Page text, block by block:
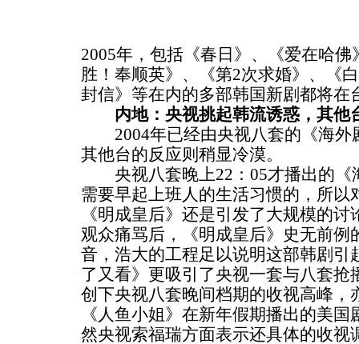
2005年，包括《春日》、《爱在哈
胜！奉顺英》、《第2次求婚》、《
封信》等在内的多部韩国新剧都将在
内地：央视挑起韩流诱惑，其他
2004年已经由央视八套的《海外
其他台的反应则稍显冷漠。
央视八套晚上22：05才播出的《
需要早起上班人的生活习惯的，所以
《明成皇后》还是引发了大规模的
观众痛骂后，《明成皇后》史无前例
音，浩大的工程足以说明这部韩剧引
了又看》更吸引了央视一套与八套抢
创下央视八套晚间档期的收视高峰，
《人鱼小姐》在新年假期播出的美
然央视索福瑞方面表示还具体的收视